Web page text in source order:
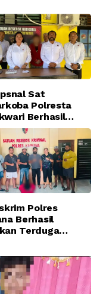
Sat
Polresta
Berhasil
Kasus Tindak
Narkotika
I Jenis Shabu
Distrik Prafi kab.
Polres
Berhasil
Terduga
Senjata